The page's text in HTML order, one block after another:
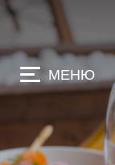
МЕНЮ